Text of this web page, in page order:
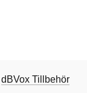
dBVox Tillbehör